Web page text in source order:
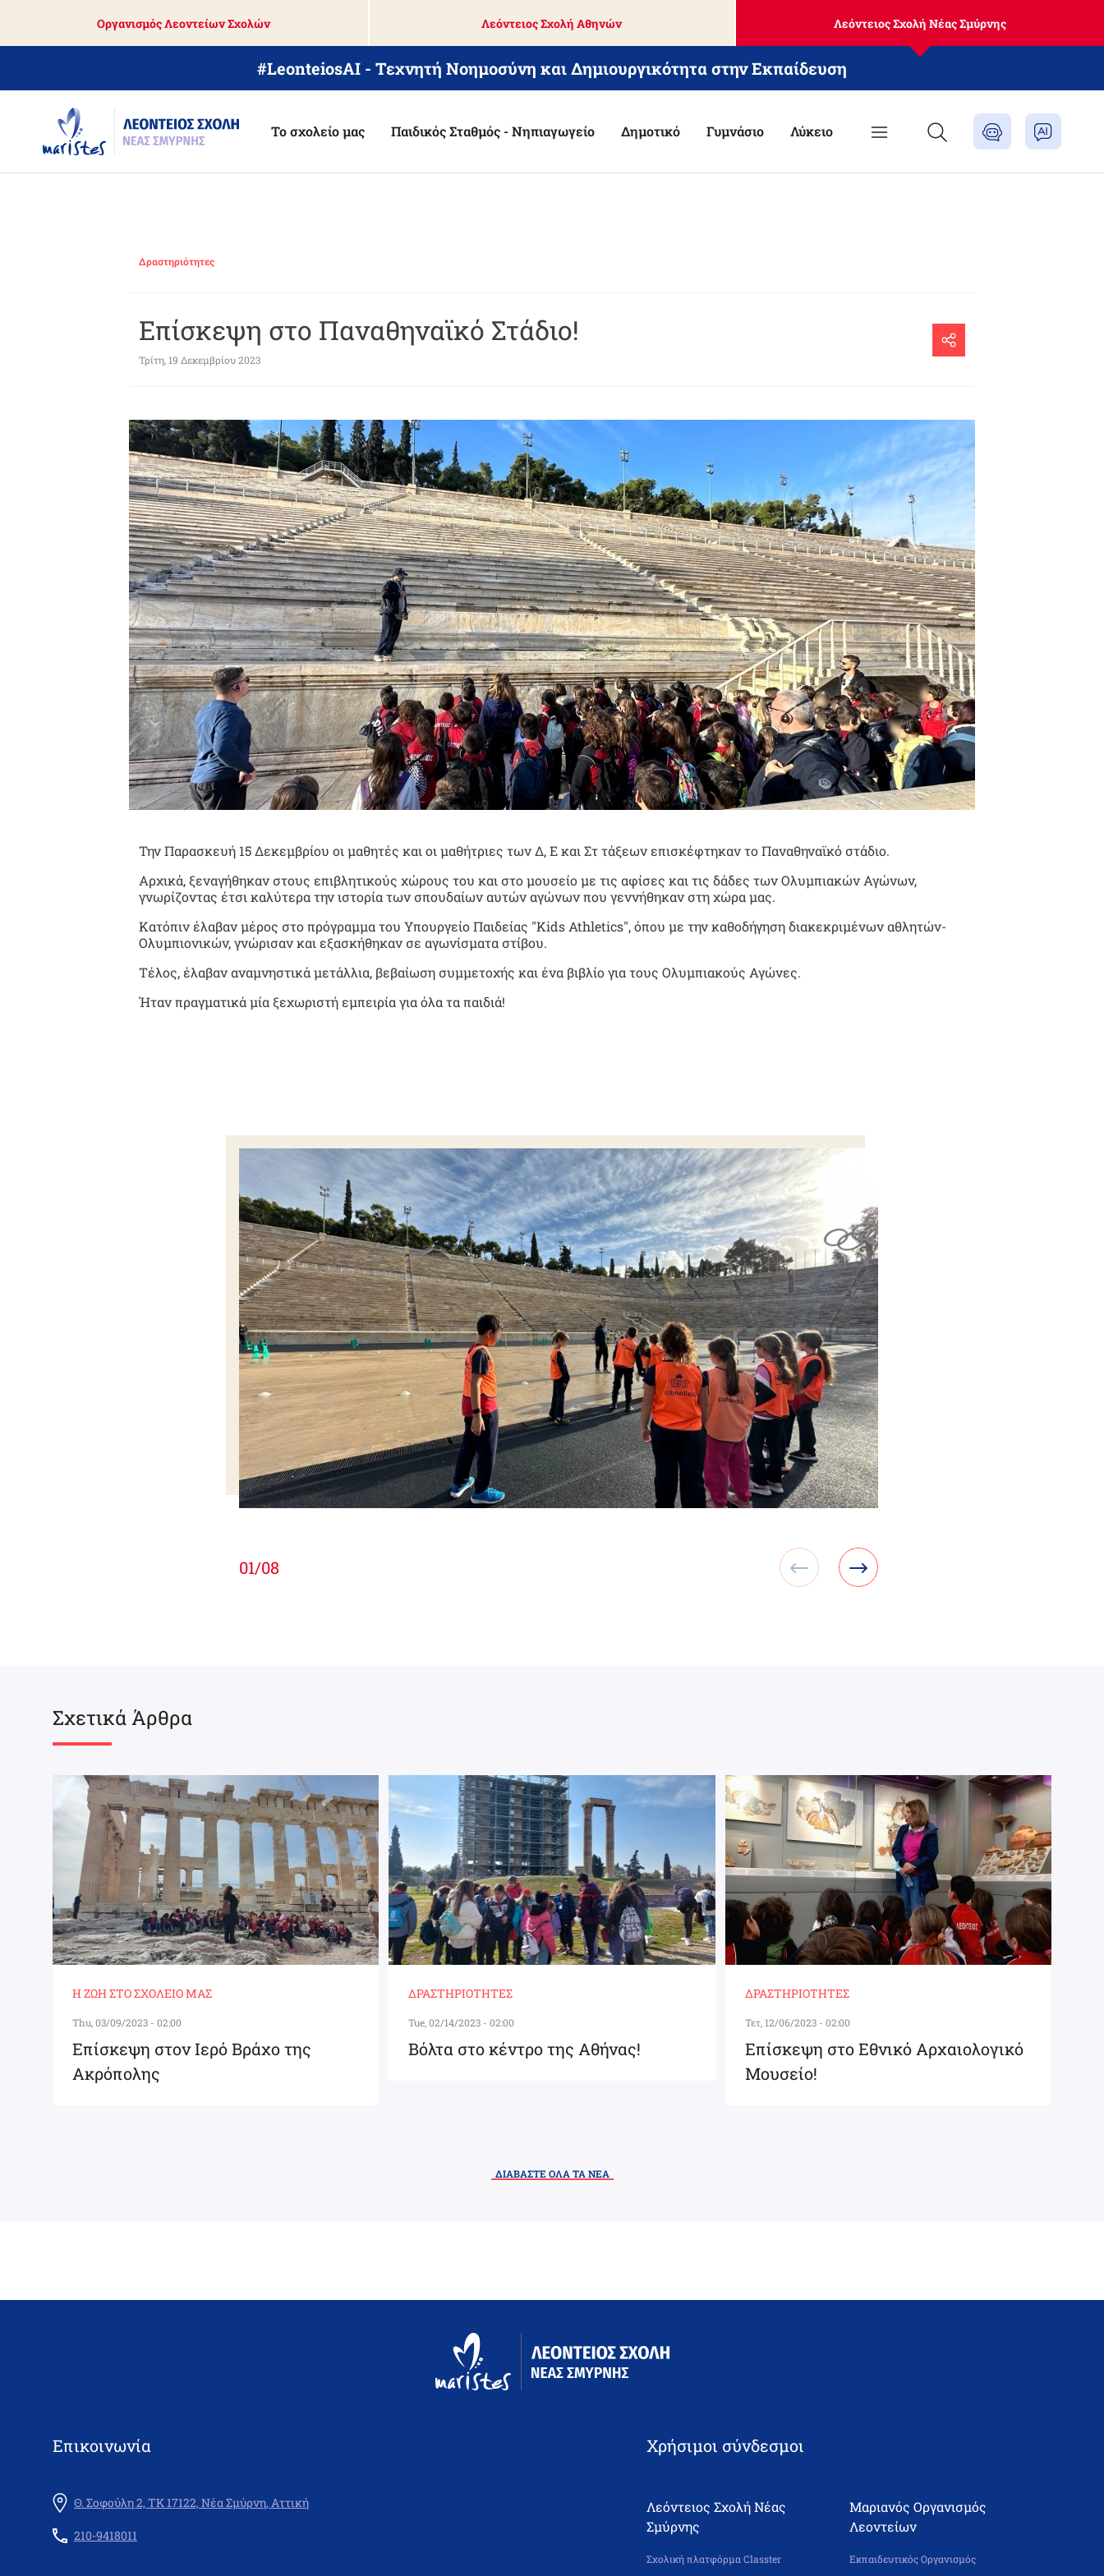
main
Οργανισμός Λεοντείων Σχολών Λεόντειος Σχολή Αθηνών Λεόντειος Σχολή Νέας Σμύρνης
#LeonteiosAI - Τεχνητή Νοημοσύνη και Δημιουργικότητα στην Εκπαίδευση
Το σχολείο μας Παιδικός Σταθμός - Νηπιαγωγείο Δημοτικό Γυμνάσιο Λύκειο
Δραστηριότητες
Επίσκεψη στο Παναθηναϊκό Στάδιο!
Τρίτη, 19 Δεκεμβρίου 2023
Την Παρασκευή 15 Δεκεμβρίου οι μαθητές και οι μαθήτριες των Δ, Ε και Στ τάξεων επισκέφτηκαν το Παναθηναϊκό στάδιο.
Αρχικά, ξεναγήθηκαν στους επιβλητικούς χώρους του και στο μουσείο με τις αφίσες και τις δάδες των Ολυμπιακών Αγώνων,
γνωρίζοντας έτσι καλύτερα την ιστορία των σπουδαίων αυτών αγώνων που γεννήθηκαν στη χώρα μας.
Κατόπιν έλαβαν μέρος στο πρόγραμμα του Υπουργείο Παιδείας "Kids Athletics", όπου με την καθοδήγηση διακεκριμένων αθλητών-
Ολυμπιονικών, γνώρισαν και εξασκήθηκαν σε αγωνίσματα στίβου.
Τέλος, έλαβαν αναμνηστικά μετάλλια, βεβαίωση συμμετοχής και ένα βιβλίο για τους Ολυμπιακούς Αγώνες.
Ήταν πραγματικά μία ξεχωριστή εμπειρία για όλα τα παιδιά!
01/08
Σχετικά Άρθρα
Η ΖΩΉ ΣΤΟ ΣΧΟΛΕΊΟ ΜΑΣ
Thu, 03/09/2023 - 02:00
Επίσκεψη στον Ιερό Βράχο της
Ακρόπολης
ΔΡΑΣΤΗΡΙΌΤΗΤΕΣ
Tue, 02/14/2023 - 02:00
Βόλτα στο κέντρο της Αθήνας!
ΔΡΑΣΤΗΡΙΌΤΗΤΕΣ
Τετ, 12/06/2023 - 02:00
Επίσκεψη στο Εθνικό Αρχαιολογικό
Μουσείο!
ΔΙΑΒΑΣΤΕ ΟΛΑ ΤΑ ΝΕΑ
Επικοινωνία
Θ. Σοφούλη 2, ΤΚ 17122, Νέα Σμύρνη, Αττική
210-9418011
Χρήσιμοι σύνδεσμοι
Λεόντειος Σχολή Νέας
Σμύρνης
Σχολική πλατφόρμα Classter
Μαριανός Οργανισμός
Λεοντείων
Εκπαιδευτικός Οργανισμός